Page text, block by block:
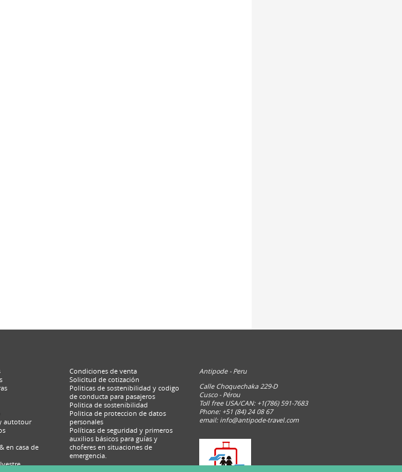
autotour
en casa de
Condiciones de venta
Solicitud de cotización
Politicas de sostenibilidad y codigo
de conducta para pasajeros
Politica de sostenibilidad
Politica de proteccion de datos
personales
Políticas de seguridad y primeros
auxilios básicos para guías y
choferes en situaciones de
emergencia.
Antipode - Peru
Calle Choquechaka 229-D
Cusco - Pérou
Toll free USA/CAN: +1(786) 591-7683
Phone: +51 (84) 24 08 67
email: info@antipode-travel.com